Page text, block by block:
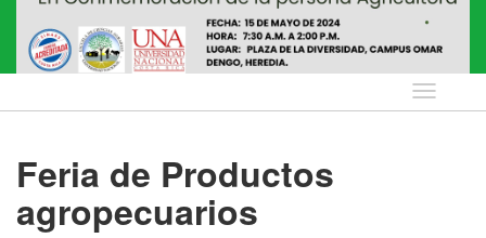
Idioma
Feria de Productos
agropecuarios